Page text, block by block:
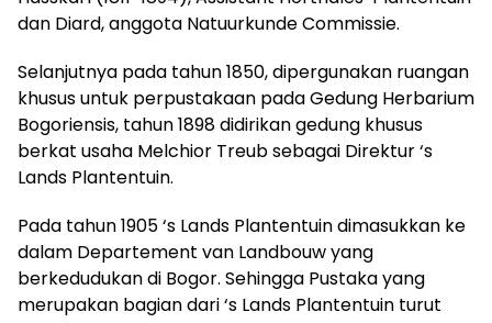
dan Diard, anggota Natuurkunde Commissie.
Selanjutnya pada tahun 1850, dipergunakan ruangan
khusus untuk perpustakaan pada Gedung Herbarium
Bogoriensis, tahun 1898 didirikan gedung khusus
berkat usaha Melchior Treub sebagai Direktur ‘s
Lands Plantentuin.
Pada tahun 1905 ‘s Lands Plantentuin dimasukkan ke
dalam Departement van Landbouw yang
berkedudukan di Bogor. Sehingga Pustaka yang
merupakan bagian dari ‘s Lands Plantentuin turut